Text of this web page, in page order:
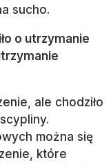
sucho.
o utrzymanie
ale chodziło
można się
które